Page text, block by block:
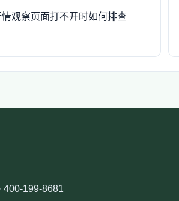
情观察页面打不开时如何排查
400-199-8681